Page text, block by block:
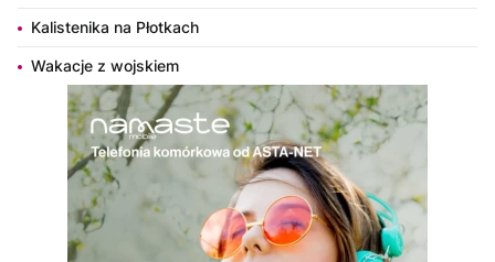
Kalistenika na Płotkach
Wakacje z wojskiem